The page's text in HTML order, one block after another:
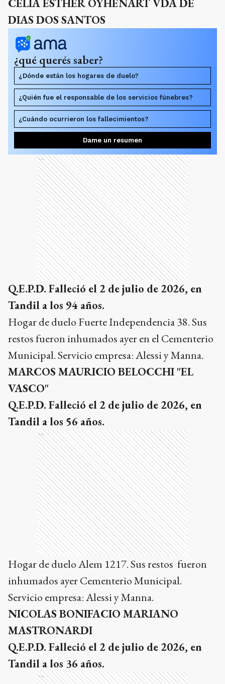
CELIA ESTHER OYHENART VDA DE
DIAS DOS SANTOS
¿qué querés saber?
¿Dónde están los hogares de duelo?
¿Quién fue el responsable de los servicios fúnebres?
¿Cuándo ocurrieron los fallecimientos?
Dame un resumen
Ads
Q.E.P.D. Falleció el 2 de julio de 2026, en
Tandil a los 94 años.
Hogar de duelo Fuerte Independencia 38. Sus
restos fueron inhumados ayer en el Cementerio
Municipal. Servicio empresa: Alessi y Manna.
MARCOS MAURICIO BELOCCHI "EL
VASCO"
Q.E.P.D. Falleció el 2 de julio de 2026, en
Tandil a los 56 años.
Ads
Hogar de duelo Alem 1217. Sus restos fueron
inhumados ayer Cementerio Municipal.
Servicio empresa: Alessi y Manna.
NICOLAS BONIFACIO MARIANO
MASTRONARDI
Q.E.P.D. Falleció el 2 de julio de 2026, en
Tandil a los 36 años.
Ads